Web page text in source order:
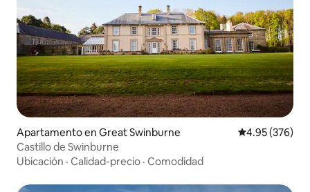
Apartamento en Great Swinburne Calificación
4.95 (376)
Castillo de Swinburne
Ubicación · Calidad-precio · Comodidad